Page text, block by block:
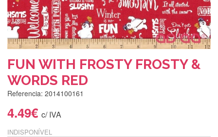
FUN WITH FROSTY FROSTY &
WORDS RED
Referencia: 2014100161
4.49€ c/ IVA
INDISPONÍVEL